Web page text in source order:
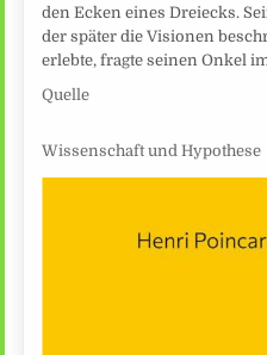
den Ecken eines Dreiecks.
der später die Visionen
erlebte, fragte seinen Onkel
Quelle
Wissenschaft und Hypothese